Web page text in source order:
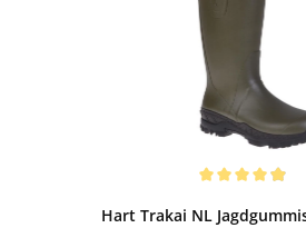
Hart Trakai NL